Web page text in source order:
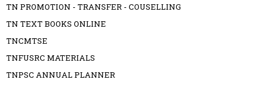
TN PROMOTION - TRANSFER - COUSELLING
TN TEXT BOOKS ONLINE
TNCMTSE
TNFUSRC MATERIALS
TNPSC ANNUAL PLANNER